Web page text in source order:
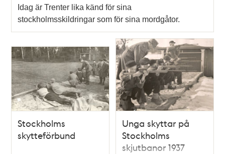
Idag är Trenter lika känd för sina
stockholmsskildringar som för sina mordgåtor.
Stockholms
skytteförbund
Unga skyttar på
Stockholms
skjutbanor 1937